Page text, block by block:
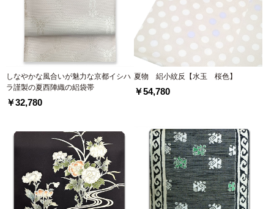
しなやかな風合いが魅力な京都イシハ
ラ謹製の夏西陣織の絽袋帯
￥32,780
夏物 絽小紋反【水玉 桜色】
￥54,780